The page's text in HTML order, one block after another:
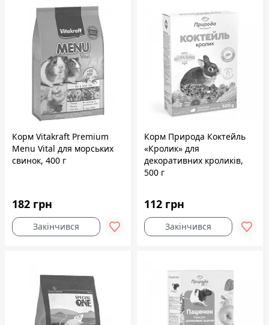
Корм Vitakraft Premium
Menu Vital для морських
свинок, 400 г
182 грн
Закінчився
Корм Природа Коктейль
«Кролик» для
декоративних кроликів,
500 г
112 грн
Закінчився